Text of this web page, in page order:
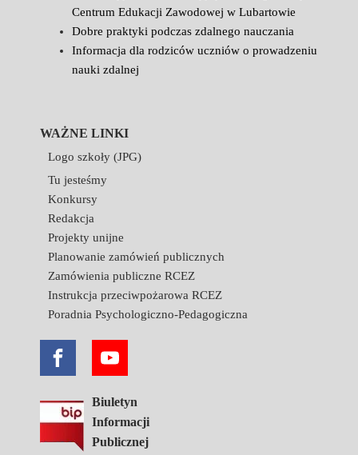
Centrum Edukacji Zawodowej w Lubartowie
Dobre praktyki podczas zdalnego nauczania
Informacja dla rodziców uczniów o prowadzeniu
nauki zdalnej
WAŻNE LINKI
Logo szkoły (JPG)
Tu jesteśmy
Konkursy
Redakcja
Projekty unijne
Planowanie zamówień publicznych
Zamówienia publiczne RCEZ
Instrukcja przeciwpożarowa RCEZ
Poradnia Psychologiczno-Pedagogiczna
Biuletyn
Informacji
Publicznej